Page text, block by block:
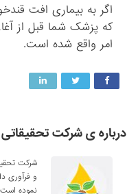
اگر به بیماری افت
که پزشک شما قبل از
امر واقع شده است.
درباره ی شرکت
و فرآوری
نموده